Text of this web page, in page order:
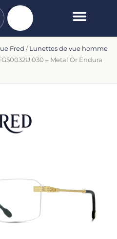
Fred /Lunettes de vue homme
030 – Metal Or Endura